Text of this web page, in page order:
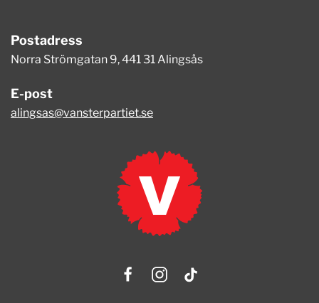
Postadress
Norra Strömgatan 9, 441 31 Alingsås
E-post
alingsas@vansterpartiet.se